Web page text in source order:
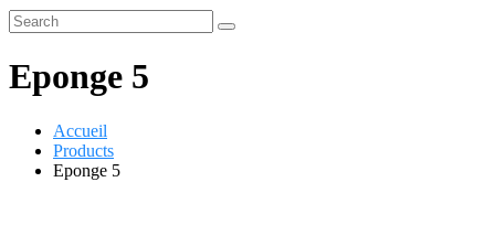
Eponge 5
Accueil
Products
Eponge 5